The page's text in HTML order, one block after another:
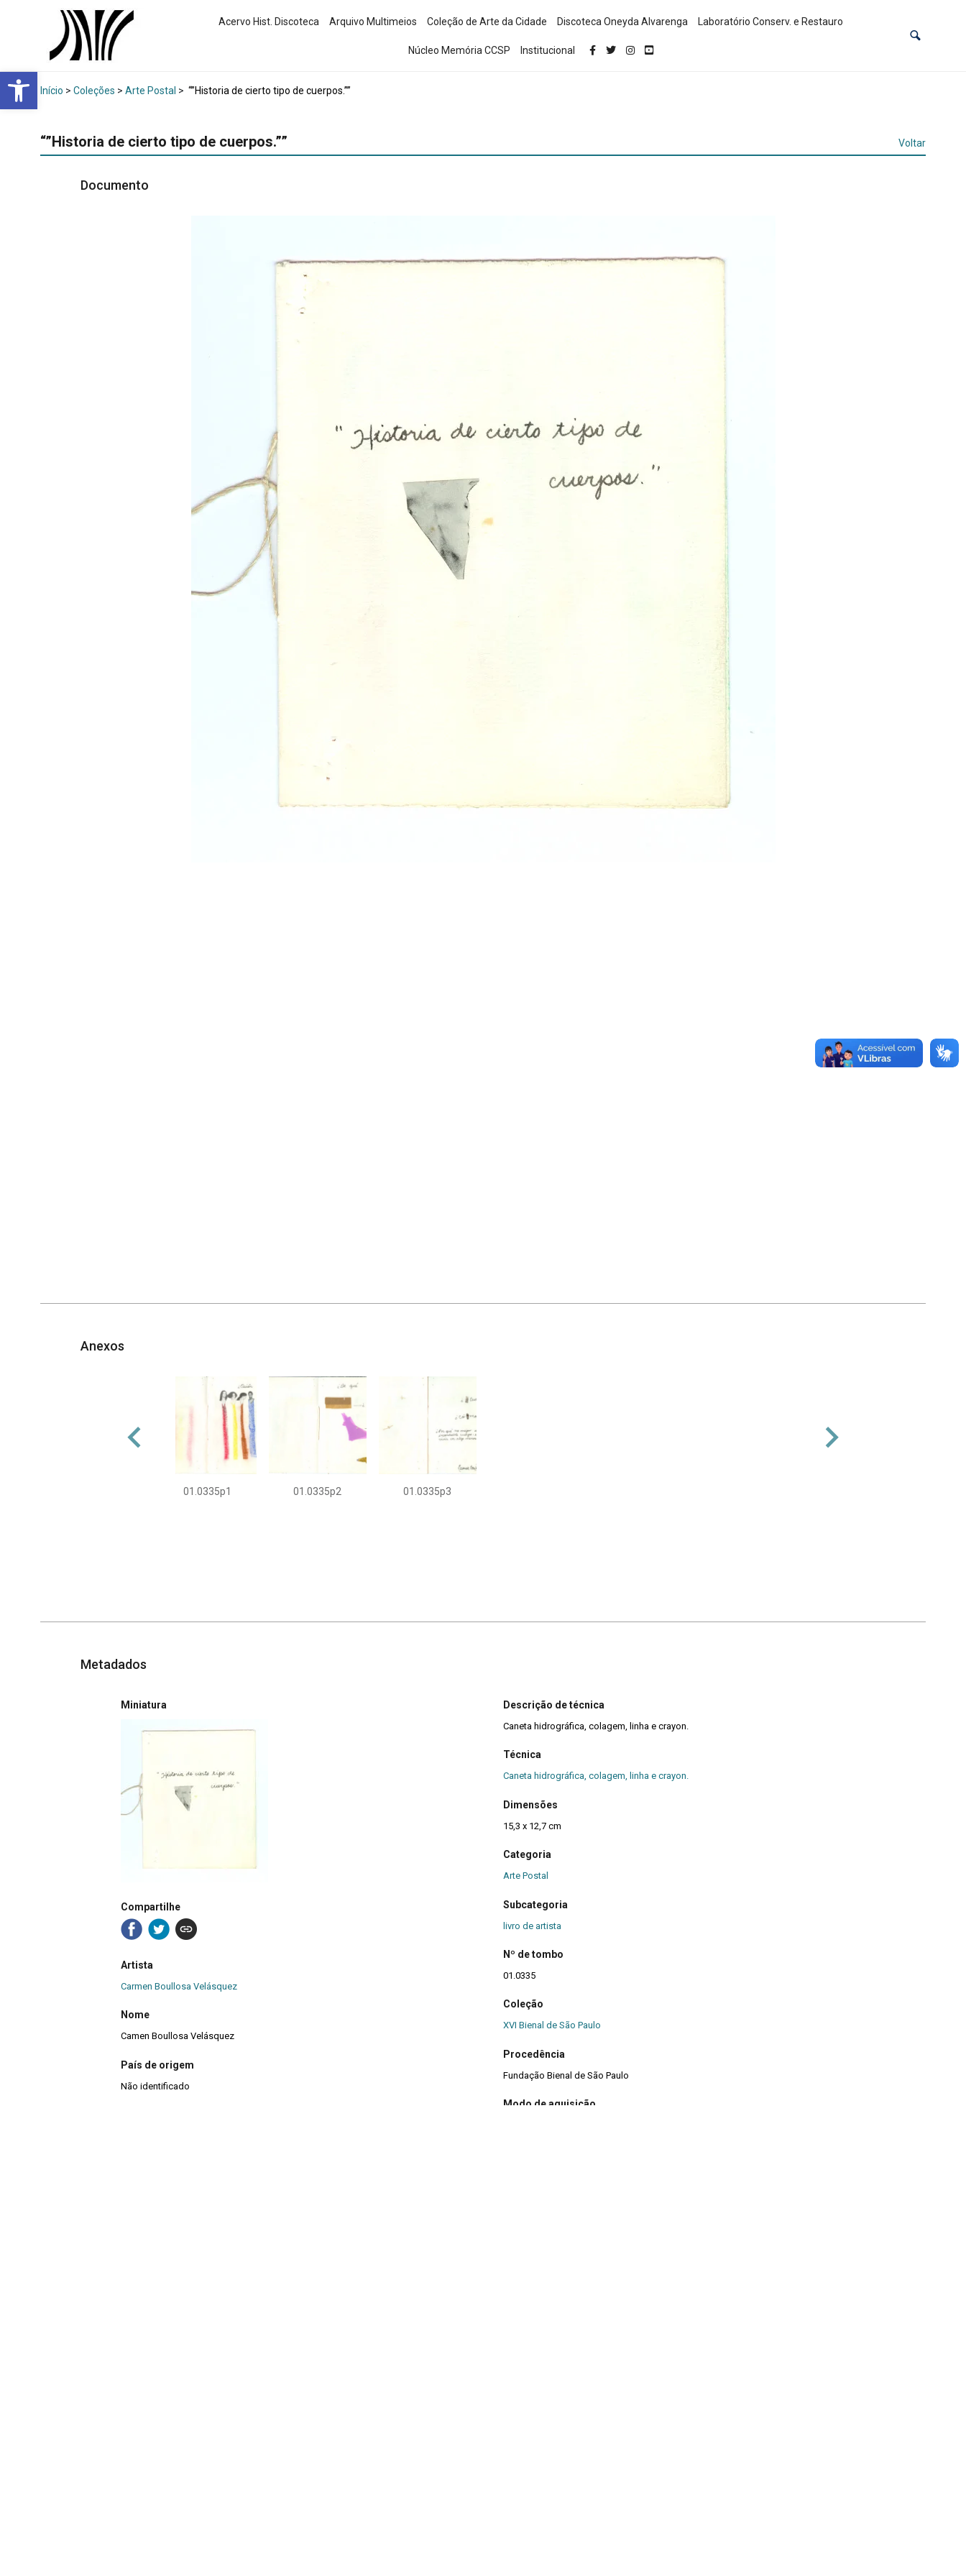
Abrir a barra de ferramentas
Acervo Hist. Discoteca Arquivo Multimeios Coleção de Arte da Cidade Discoteca Oneyda Alvarenga Laboratório Conserv. e Restauro
Núcleo Memória CCSP Institucional
Início > Coleções > Arte Postal > “”Historia de cierto tipo de cuerpos.””
“”Historia de cierto tipo de cuerpos.”” Voltar
Documento
Anexos
01.0335p1 01.0335p2 01.0335p3
Metadados
Miniatura
Compartilhe
Artista
Carmen Boullosa Velásquez
Nome
Camen Boullosa Velásquez
País de origem
Não identificado
Descrição de técnica
Caneta hidrográfica, colagem, linha e crayon.
Técnica
Caneta hidrográfica, colagem, linha e crayon.
Dimensões
15,3 x 12,7 cm
Categoria
Arte Postal
Subcategoria
livro de artista
Nº de tombo
01.0335
Coleção
XVI Bienal de São Paulo
Procedência
Fundação Bienal de São Paulo
Modo de aquisição